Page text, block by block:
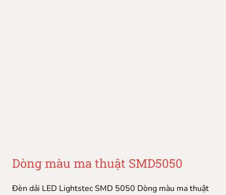
Dòng màu ma thuật SMD5050
Đèn dải LED Lightstec SMD 5050 Dòng màu ma thuật